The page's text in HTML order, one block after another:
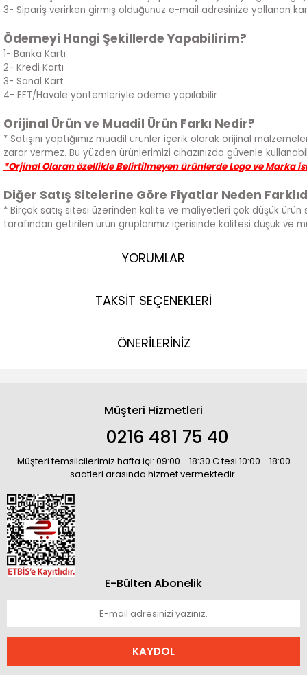
3- Sipariş verirken girmiş olduğunuz e-mail adresinize yollanan
Ödemeyi Hangi Şekillerde Yapabilirim?
1- Banka Kartı
2- Kredi Kartı
3- Sanal Kart
4- EFT/Havale yöntemleriyle ödeme yapılabilir
Orijinal Ürün ve Muadil Ürün Farkı Nedir?
* Satışını yaptığımız muadil ürünler içerik olarak orijinal
zarar vermez. Bu yüzden ürünlerimizi cihazınızda güvenle
*Orjinal Olaran özellikle Belirtilmeyen ürünlerde Logo ve Marka
Diğer Satış Sitelerine Göre Fiyatlar Neden
* Birçok satış sitesi üzerinden kalite ve maliyetleri çok düşük ürün
tarafından getirilen ürün gruplarımız içerisinde kalitesi düşük ve
YORUMLAR
TAKSİT SEÇENEKLERİ
ÖNERİLERİNİZ
Müşteri Hizmetleri
0216 481 75 40
Müşteri temsilcilerimiz hafta içi: 09:00 - 18:30 C.tesi 10:00 - 18:00
saatleri arasında hizmet vermektedir.
E-Bülten Abonelik
KAYDOL